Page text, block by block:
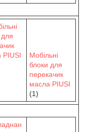
Мобільні
блоки для
перекачик
масла PIUSI
(1)